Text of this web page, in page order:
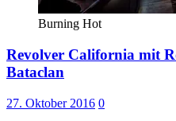
Burning Hot
Revolver California mit
Bataclan
27. Oktober 2016 0